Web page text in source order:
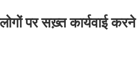
पर सख़्त कार्यवाई करने